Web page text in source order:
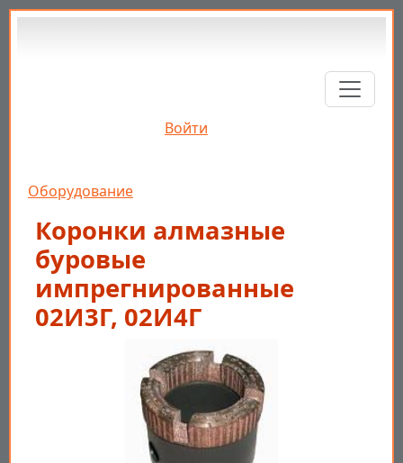
Перейти к основному содержанию
Войти
Строка навигации
Оборудование
Коронки алмазные
буровые
импрегнированные
02И3Г, 02И4Г